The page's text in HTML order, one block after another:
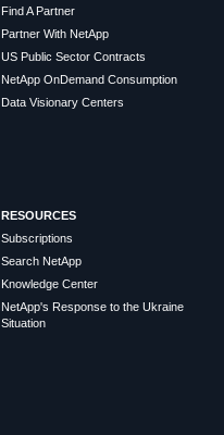
Find A Partner
Partner With NetApp
US Public Sector Contracts
NetApp OnDemand Consumption
Data Visionary Centers
RESOURCES
Subscriptions
Search NetApp
Knowledge Center
NetApp's Response to the Ukraine
Situation